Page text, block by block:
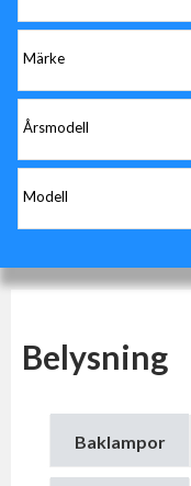
Belysning
Baklampor